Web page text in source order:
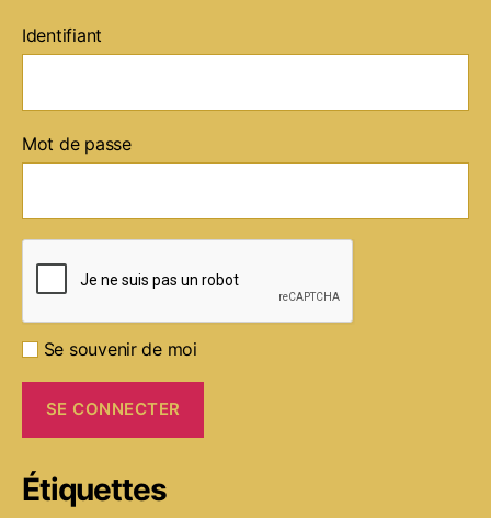
Identifiant
Mot de passe
Se souvenir de moi
Étiquettes